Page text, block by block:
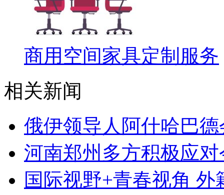
商用空间家具定制服务
相关新闻
俄伊领导人阿什哈巴
河南郑州多方积极应
国际视野+青春视角